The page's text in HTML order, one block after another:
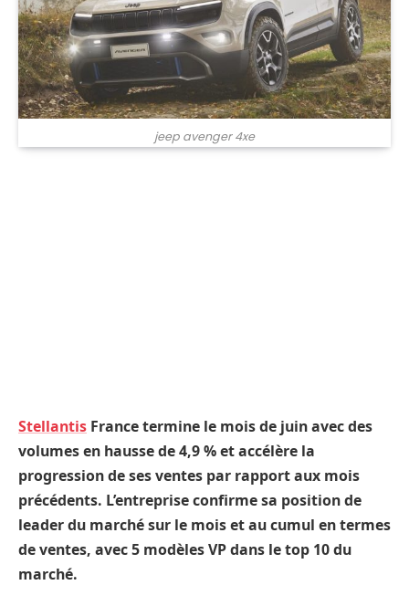
jeep avenger 4xe
Stellantis France termine le mois de juin avec des
volumes en hausse de 4,9 % et accélère la
progression de ses ventes par rapport aux mois
précédents. L’entreprise confirme sa position de
leader du marché sur le mois et au cumul en termes
de ventes, avec 5 modèles VP dans le top 10 du
marché.